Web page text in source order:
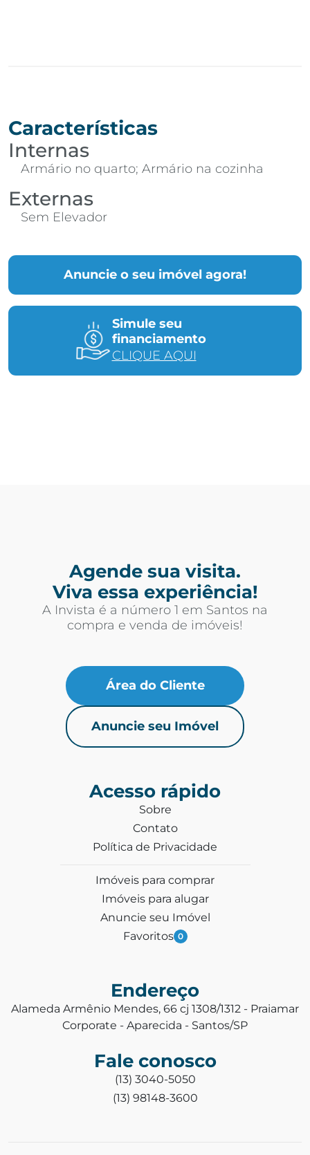
Anuncie o seu imóvel agora!
Simule seu
financiamento
CLIQUE AQUI
Características
Internas
Armário no quarto; Armário na cozinha
Externas
Sem Elevador
Agende sua visita.
Viva essa experiência!
A Invista é a número 1 em Santos na
compra e venda de imóveis!
Área do Cliente
Anuncie seu Imóvel
Acesso rápido
Sobre
Contato
Política de Privacidade
Imóveis para comprar
Imóveis para alugar
Anuncie seu Imóvel
Favoritos 0
Endereço
Alameda Armênio Mendes, 66 cj 1308/1312 - Praiamar
Corporate - Aparecida - Santos/SP
Fale conosco
(13) 3040-5050
(13) 98148-3600